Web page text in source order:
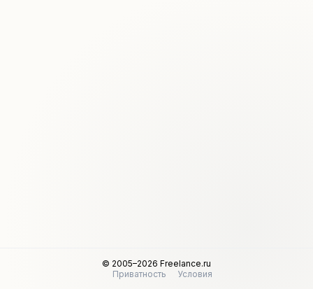
© 2005–2026 Freelance.ru
Приватность
Условия